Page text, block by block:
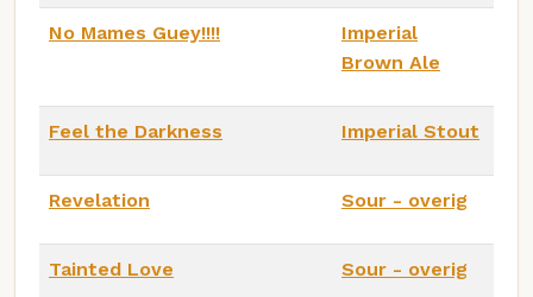
No Mames Guey!!!!
Imperial
Brown Ale
Feel the Darkness Imperial Stout
Revelation Sour - overig
Tainted Love Sour - overig